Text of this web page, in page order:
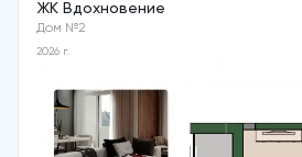
ЖК Вдохновение
Дом №2
2026 г.